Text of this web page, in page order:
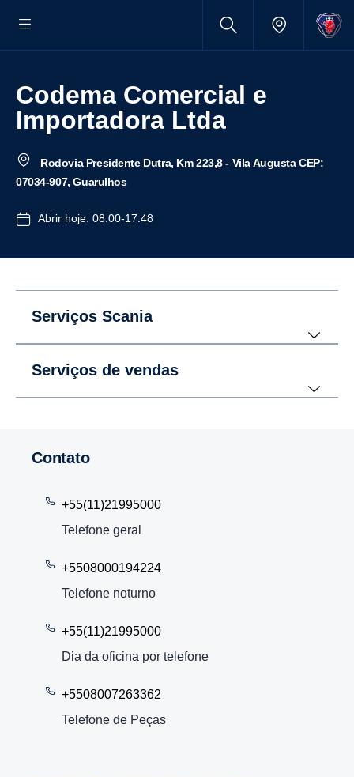
Codema Comercial e
Importadora Ltda
Rodovia Presidente Dutra, Km 223,8 - Vila Augusta CEP:
07034-907, Guarulhos
Abrir hoje: 08:00-17:48
Serviços Scania
Serviços de vendas
Contato
+55(11)21995000
Telefone geral
+5508000194224
Telefone noturno
+55(11)21995000
Dia da oficina por telefone
+5508007263362
Telefone de Peças